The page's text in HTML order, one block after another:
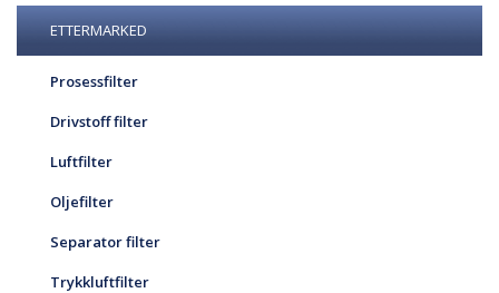
ETTERMARKED
Prosessfilter
Drivstoff filter
Luftfilter
Oljefilter
Separator filter
Trykkluftfilter